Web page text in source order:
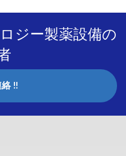
ジー製薬設備の
!!